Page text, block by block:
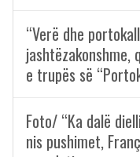
“Verë dhe
e trupës së
Foto/ “Ka dalë
nis pushimet,